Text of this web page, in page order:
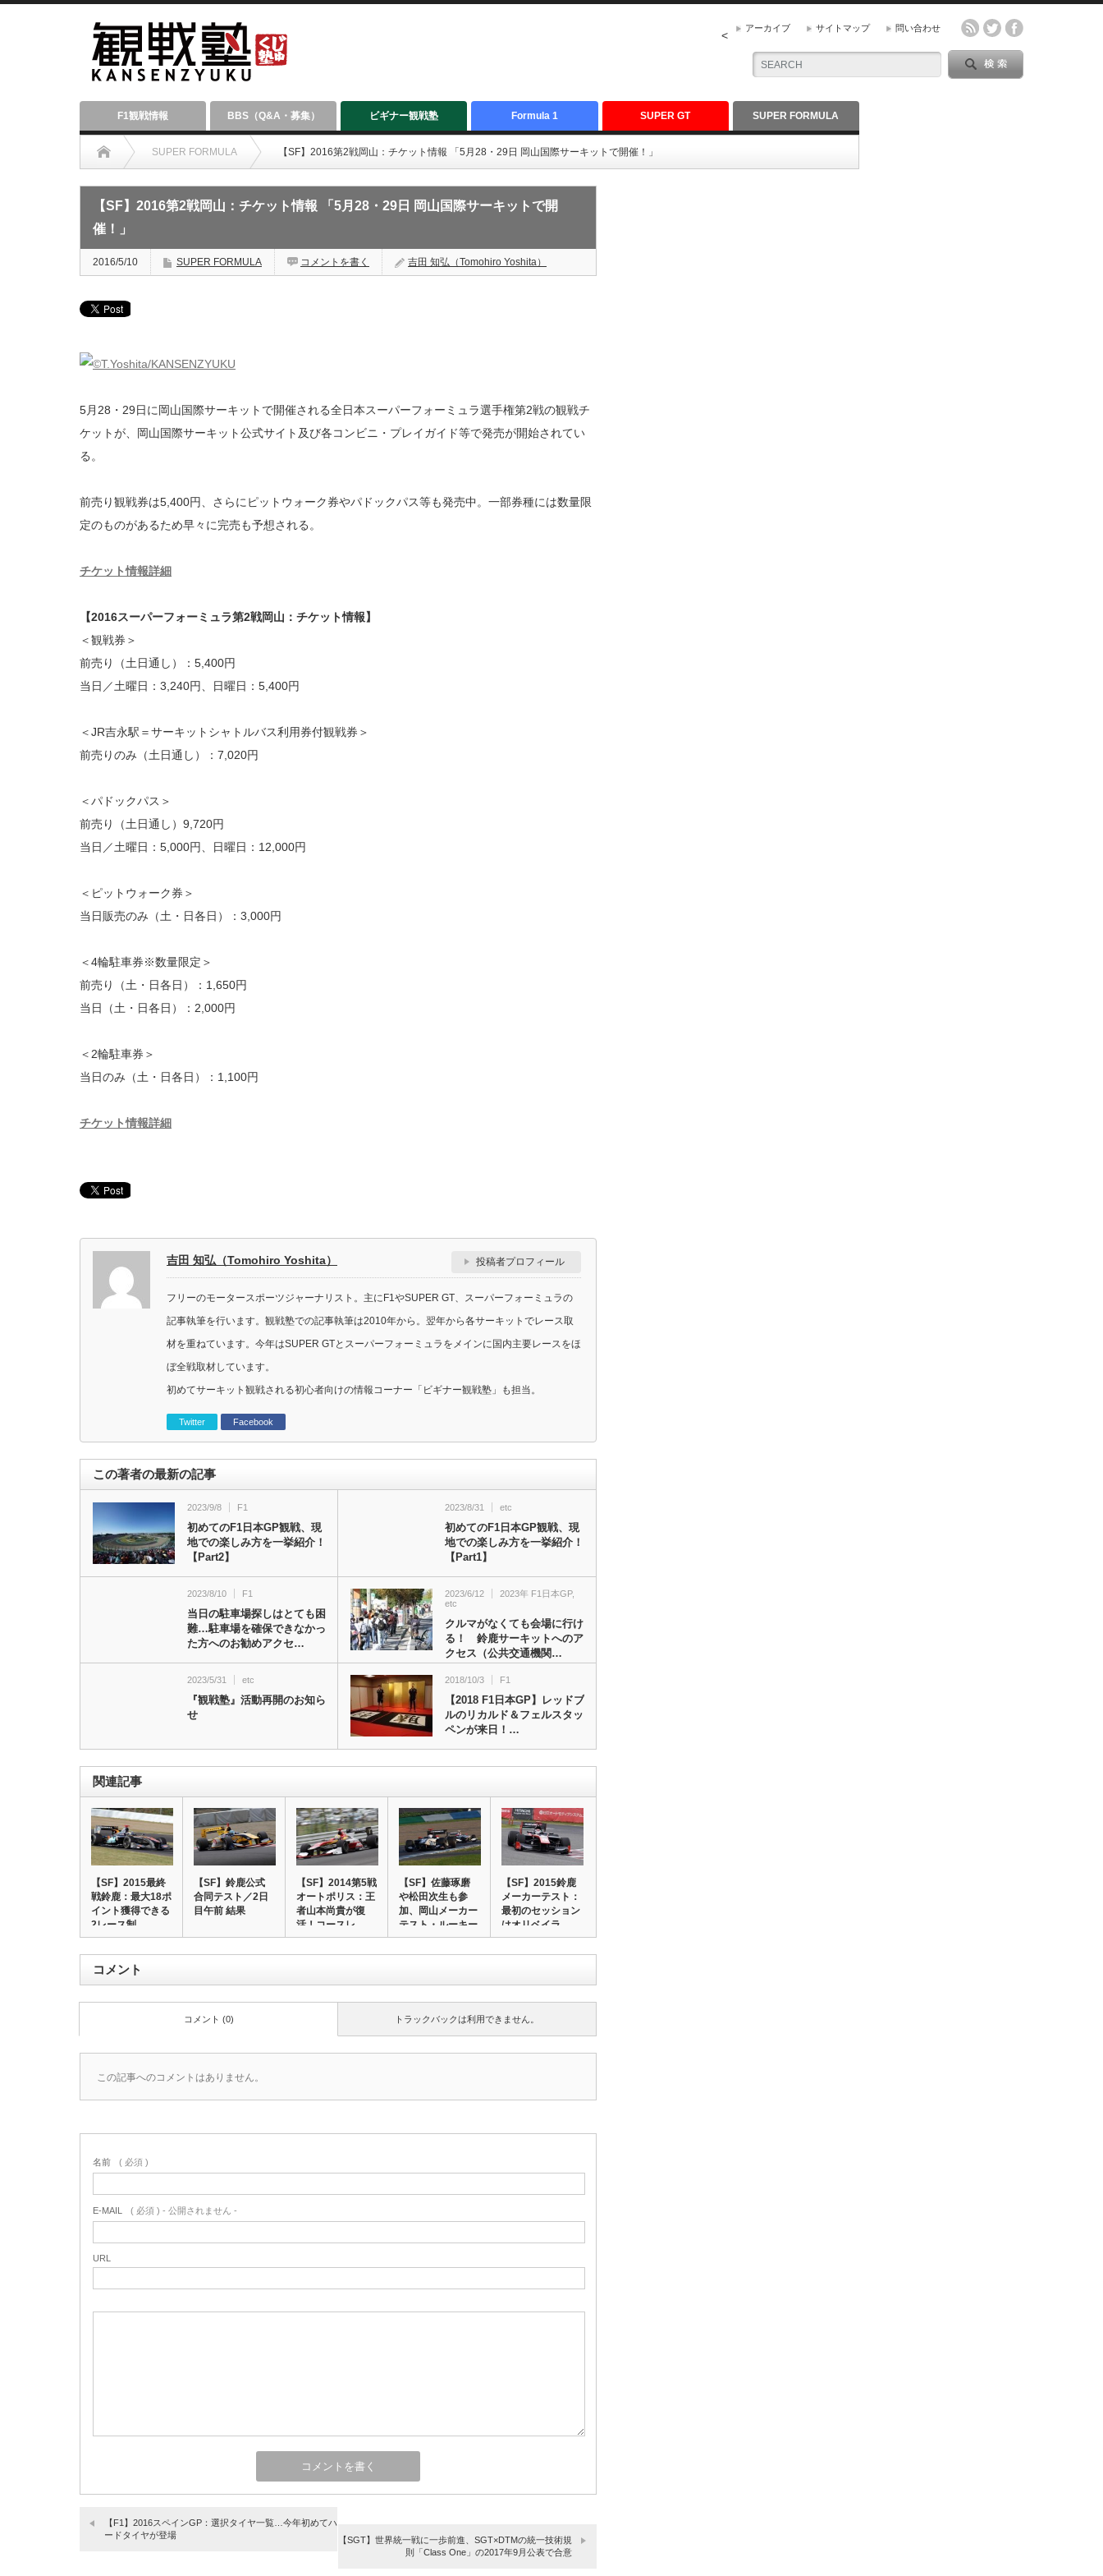
アーカイブ サイトマップ 問い合わせ
<
F1観戦情報 BBS（Q&A・募集） ビギナー観戦塾 Formula 1 SUPER GT SUPER FORMULA
SUPER FORMULA 【SF】2016第2戦岡山：チケット情報 「5月28・29日 岡山国際サーキットで開催！」
【SF】2016第2戦岡山：チケット情報 「5月28・29日 岡山国際サーキットで開
催！」
2016/5/10 SUPER FORMULA コメントを書く 吉田 知弘（Tomohiro Yoshita）
5月28・29日に岡山国際サーキットで開催される全日本スーパーフォーミュラ選手権第2戦の観戦チ
ケットが、岡山国際サーキット公式サイト及び各コンビニ・プレイガイド等で発売が開始されてい
る。
前売り観戦券は5,400円、さらにピットウォーク券やパドックパス等も発売中。一部券種には数量限
定のものがあるため早々に完売も予想される。
チケット情報詳細
【2016スーパーフォーミュラ第2戦岡山：チケット情報】
＜観戦券＞
前売り（土日通し）：5,400円
当日／土曜日：3,240円、日曜日：5,400円
＜JR吉永駅＝サーキットシャトルバス利用券付観戦券＞
前売りのみ（土日通し）：7,020円
＜パドックパス＞
前売り（土日通し）9,720円
当日／土曜日：5,000円、日曜日：12,000円
＜ピットウォーク券＞
当日販売のみ（土・日各日）：3,000円
＜4輪駐車券※数量限定＞
前売り（土・日各日）：1,650円
当日（土・日各日）：2,000円
＜2輪駐車券＞
当日のみ（土・日各日）：1,100円
チケット情報詳細
吉田 知弘（Tomohiro Yoshita） 投稿者プロフィール
フリーのモータースポーツジャーナリスト。主にF1やSUPER GT、スーパーフォーミュラの
記事執筆を行います。観戦塾での記事執筆は2010年から。翌年から各サーキットでレース取
材を重ねています。今年はSUPER GTとスーパーフォーミュラをメインに国内主要レースをほ
ぼ全戦取材しています。
初めてサーキット観戦される初心者向けの情報コーナー「ビギナー観戦塾」も担当。
Twitter Facebook
この著者の最新の記事
2023/9/8 F1
初めてのF1日本GP観戦、現
地での楽しみ方を一挙紹介！
【Part2】
2023/8/31 etc
初めてのF1日本GP観戦、現
地での楽しみ方を一挙紹介！
【Part1】
2023/8/10 F1
当日の駐車場探しはとても困
難…駐車場を確保できなかっ
た方へのお勧めアクセ…
2023/6/12 2023年 F1日本GP,
etc
クルマがなくても会場に行け
る！ 鈴鹿サーキットへのア
クセス（公共交通機関…
2023/5/31 etc
『観戦塾』活動再開のお知ら
せ
2018/10/3 F1
【2018 F1日本GP】レッドブ
ルのリカルド＆フェルスタッ
ペンが来日！…
関連記事
【SF】2015最終
戦鈴鹿：最大18ポ
イント獲得できる
2レース制…
【SF】鈴鹿公式
合同テスト／2日
目午前 結果
【SF】2014第5戦
オートポリス：王
者山本尚貴が復
活！コースレ…
【SF】佐藤琢磨
や松田次生も参
加、岡山メーカー
テスト・ルーキー
テ…
【SF】2015鈴鹿
メーカーテスト：
最初のセッション
はオリベイラ…
コメント
トラックバックは利用できません。
コメント (0)
この記事へのコメントはありません。
名前 ( 必須 )
E-MAIL ( 必須 ) - 公開されません -
URL
【F1】2016スペインGP：選択タイヤ一覧…今年初めてハ
ードタイヤが登場
【SGT】世界統一戦に一歩前進、SGT×DTMの統一技術規
則「Class One」の2017年9月公表で合意